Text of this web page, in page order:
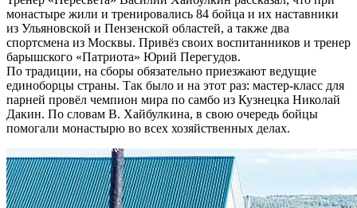
монастыре жили и тренировались 84 бойца и их наставники
из Ульяновской и Пензенской областей, а также два
спортсмена из Москвы. Привёз своих воспитанников и тренер
барышского «Патриота» Юрий Перегудов.
По традиции, на сборы обязательно приезжают ведущие
единоборцы страны. Так было и на этот раз: мастер-класс для
парней провёл чемпион мира по самбо из Кузнецка Николай
Дакин. По словам В. Хайбулкина, в свою очередь бойцы
помогали монастырю во всех хозяйственных делах.